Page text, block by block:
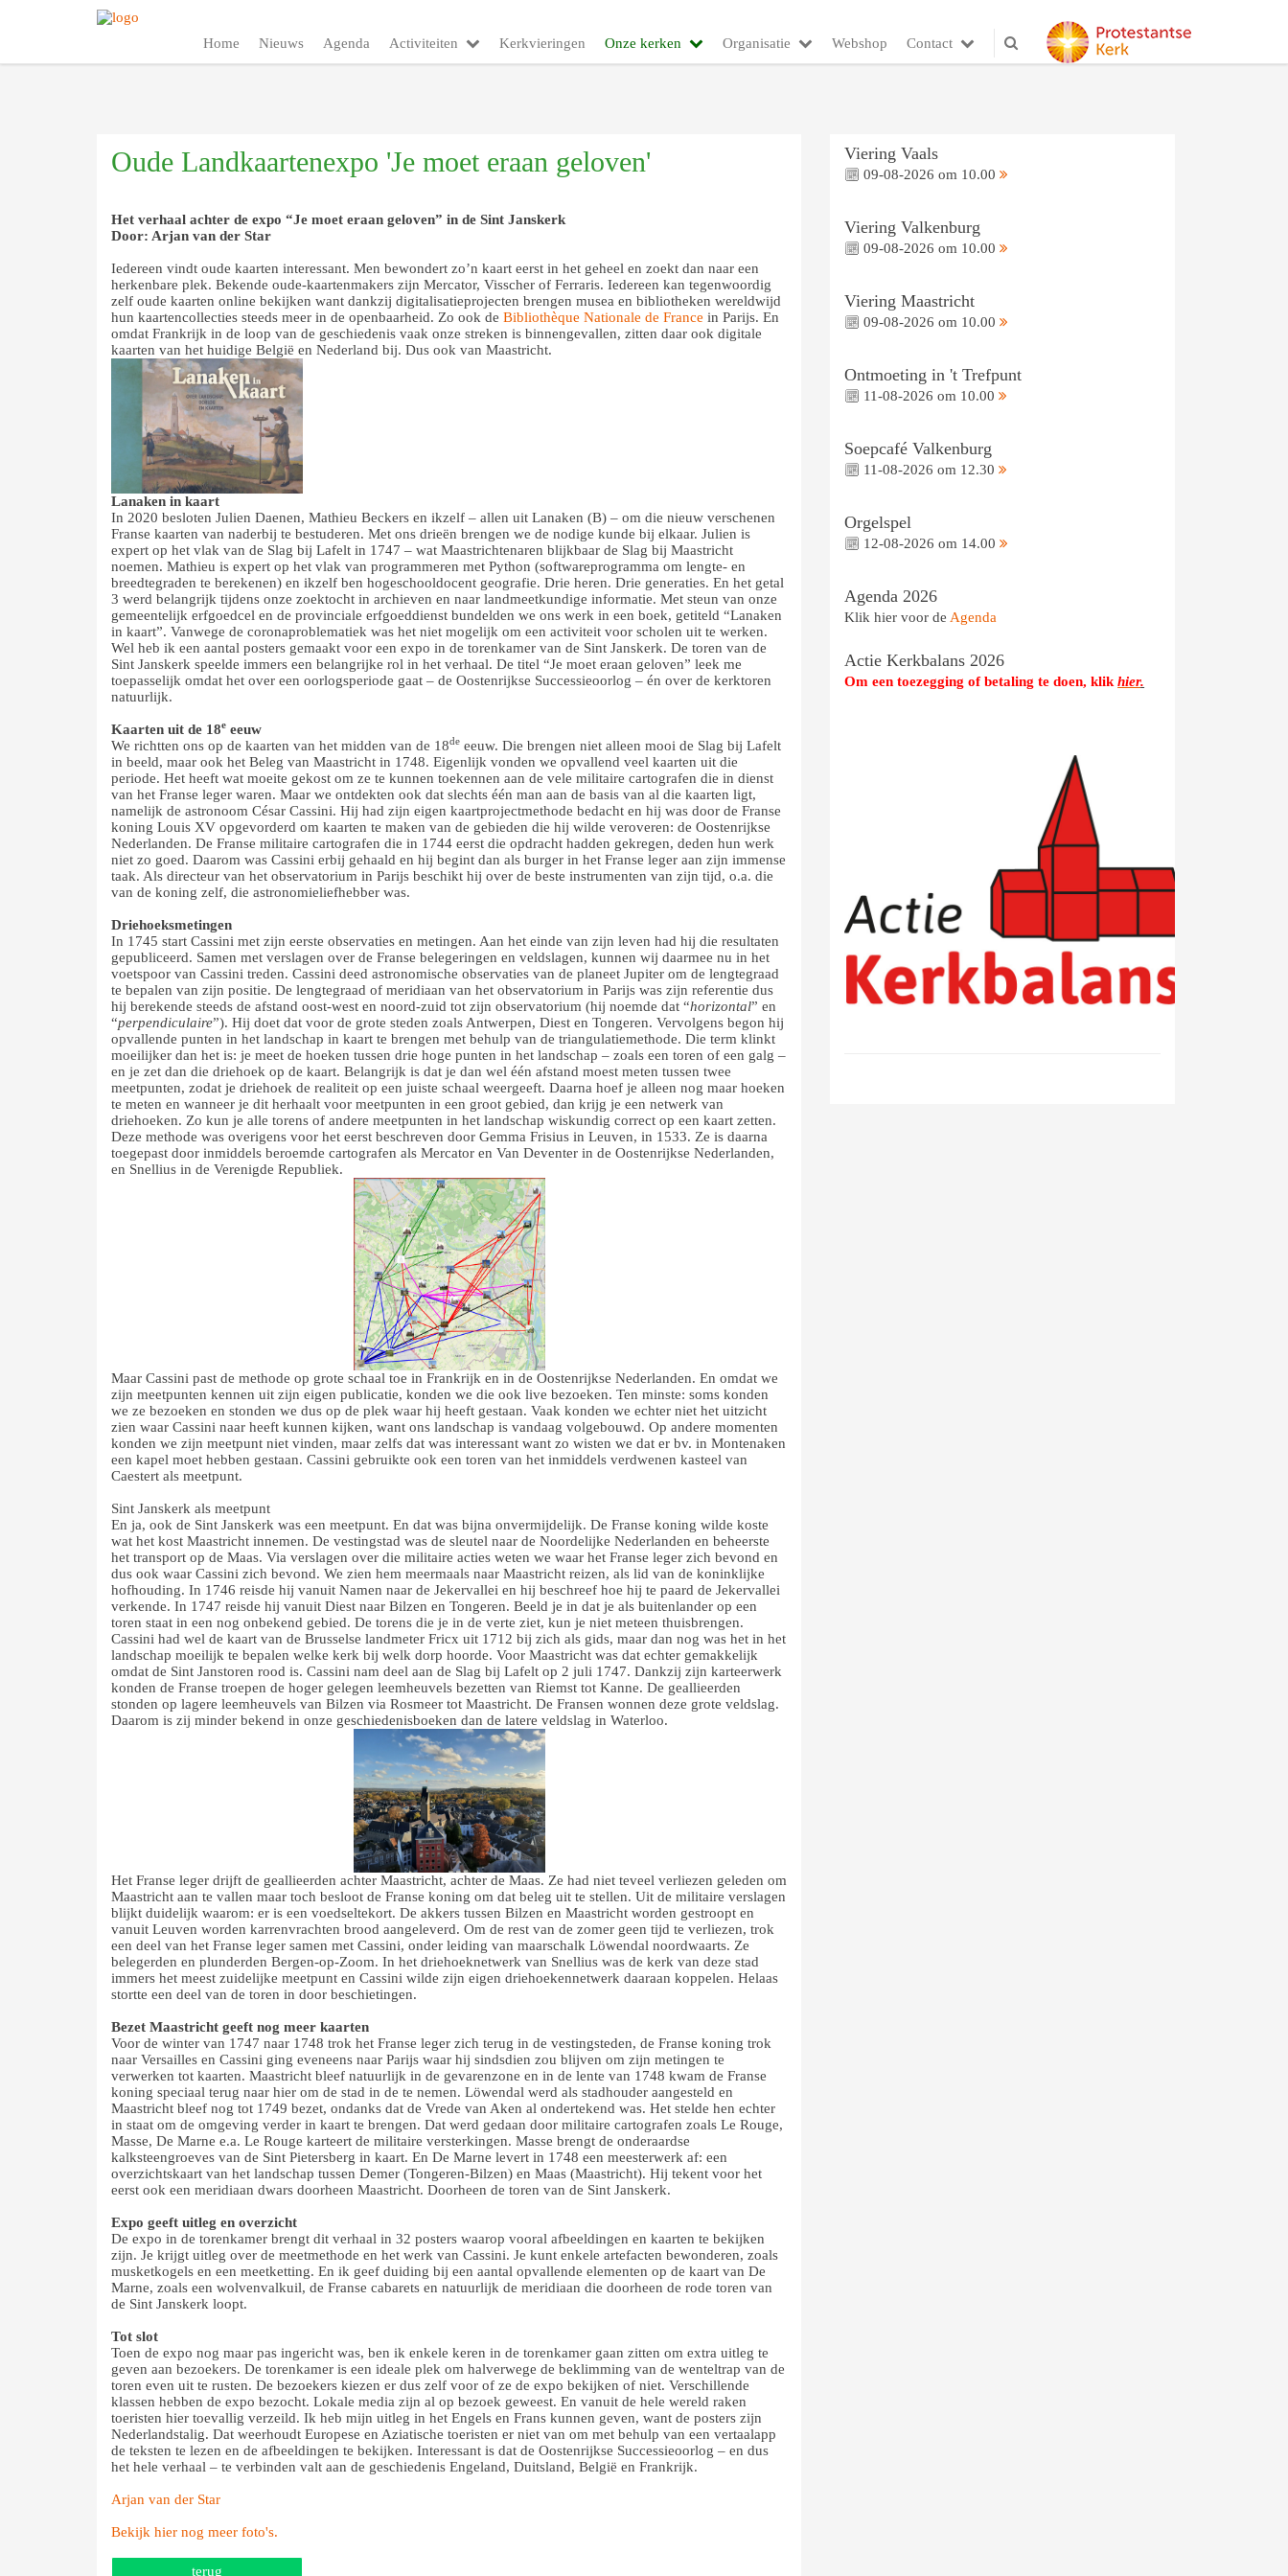
Home Nieuws Agenda Activiteiten Kerkvieringen Onze kerken Organisatie Webshop Contact
Oude Landkaartenexpo 'Je moet eraan geloven'
Het verhaal achter de expo “Je moet eraan geloven” in de Sint Janskerk
Door: Arjan van der Star
Iedereen vindt oude kaarten interessant. Men bewondert zo’n kaart eerst in het geheel en zoekt dan naar een
herkenbare plek. Bekende oude-kaartenmakers zijn Mercator, Visscher of Ferraris. Iedereen kan tegenwoordig
zelf oude kaarten online bekijken want dankzij digitalisatieprojecten brengen musea en bibliotheken wereldwijd
hun kaartencollecties steeds meer in de openbaarheid. Zo ook de Bibliothèque Nationale de France in Parijs. En
omdat Frankrijk in de loop van de geschiedenis vaak onze streken is binnengevallen, zitten daar ook digitale
kaarten van het huidige België en Nederland bij. Dus ook van Maastricht.
Lanaken in kaart
In 2020 besloten Julien Daenen, Mathieu Beckers en ikzelf – allen uit Lanaken (B) – om die nieuw verschenen
Franse kaarten van naderbij te bestuderen. Met ons drieën brengen we de nodige kunde bij elkaar. Julien is
expert op het vlak van de Slag bij Lafelt in 1747 – wat Maastrichtenaren blijkbaar de Slag bij Maastricht
noemen. Mathieu is expert op het vlak van programmeren met Python (softwareprogramma om lengte- en
breedtegraden te berekenen) en ikzelf ben hogeschooldocent geografie. Drie heren. Drie generaties. En het getal
3 werd belangrijk tijdens onze zoektocht in archieven en naar landmeetkundige informatie. Met steun van onze
gemeentelijk erfgoedcel en de provinciale erfgoeddienst bundelden we ons werk in een boek, getiteld “Lanaken
in kaart”. Vanwege de coronaproblematiek was het niet mogelijk om een activiteit voor scholen uit te werken.
Wel heb ik een aantal posters gemaakt voor een expo in de torenkamer van de Sint Janskerk. De toren van de
Sint Janskerk speelde immers een belangrijke rol in het verhaal. De titel “Je moet eraan geloven” leek me
toepasselijk omdat het over een oorlogsperiode gaat – de Oostenrijkse Successieoorlog – én over de kerktoren
natuurlijk.
Kaarten uit de 18e eeuw
We richtten ons op de kaarten van het midden van de 18de eeuw. Die brengen niet alleen mooi de Slag bij Lafelt
in beeld, maar ook het Beleg van Maastricht in 1748. Eigenlijk vonden we opvallend veel kaarten uit die
periode. Het heeft wat moeite gekost om ze te kunnen toekennen aan de vele militaire cartografen die in dienst
van het Franse leger waren. Maar we ontdekten ook dat slechts één man aan de basis van al die kaarten ligt,
namelijk de astronoom César Cassini. Hij had zijn eigen kaartprojectmethode bedacht en hij was door de Franse
koning Louis XV opgevorderd om kaarten te maken van de gebieden die hij wilde veroveren: de Oostenrijkse
Nederlanden. De Franse militaire cartografen die in 1744 eerst die opdracht hadden gekregen, deden hun werk
niet zo goed. Daarom was Cassini erbij gehaald en hij begint dan als burger in het Franse leger aan zijn immense
taak. Als directeur van het observatorium in Parijs beschikt hij over de beste instrumenten van zijn tijd, o.a. die
van de koning zelf, die astronomieliefhebber was.
Driehoeksmetingen
In 1745 start Cassini met zijn eerste observaties en metingen. Aan het einde van zijn leven had hij die resultaten
gepubliceerd. Samen met verslagen over de Franse belegeringen en veldslagen, kunnen wij daarmee nu in het
voetspoor van Cassini treden. Cassini deed astronomische observaties van de planeet Jupiter om de lengtegraad
te bepalen van zijn positie. De lengtegraad of meridiaan van het observatorium in Parijs was zijn referentie dus
hij berekende steeds de afstand oost-west en noord-zuid tot zijn observatorium (hij noemde dat “horizontal” en
“perpendiculaire”). Hij doet dat voor de grote steden zoals Antwerpen, Diest en Tongeren. Vervolgens begon hij
opvallende punten in het landschap in kaart te brengen met behulp van de triangulatiemethode. Die term klinkt
moeilijker dan het is: je meet de hoeken tussen drie hoge punten in het landschap – zoals een toren of een galg –
en je zet dan die driehoek op de kaart. Belangrijk is dat je dan wel één afstand moest meten tussen twee
meetpunten, zodat je driehoek de realiteit op een juiste schaal weergeeft. Daarna hoef je alleen nog maar hoeken
te meten en wanneer je dit herhaalt voor meetpunten in een groot gebied, dan krijg je een netwerk van
driehoeken. Zo kun je alle torens of andere meetpunten in het landschap wiskundig correct op een kaart zetten.
Deze methode was overigens voor het eerst beschreven door Gemma Frisius in Leuven, in 1533. Ze is daarna
toegepast door inmiddels beroemde cartografen als Mercator en Van Deventer in de Oostenrijkse Nederlanden,
en Snellius in de Verenigde Republiek.
Maar Cassini past de methode op grote schaal toe in Frankrijk en in de Oostenrijkse Nederlanden. En omdat we
zijn meetpunten kennen uit zijn eigen publicatie, konden we die ook live bezoeken. Ten minste: soms konden
we ze bezoeken en stonden we dus op de plek waar hij heeft gestaan. Vaak konden we echter niet het uitzicht
zien waar Cassini naar heeft kunnen kijken, want ons landschap is vandaag volgebouwd. Op andere momenten
konden we zijn meetpunt niet vinden, maar zelfs dat was interessant want zo wisten we dat er bv. in Montenaken
een kapel moet hebben gestaan. Cassini gebruikte ook een toren van het inmiddels verdwenen kasteel van
Caestert als meetpunt.
Sint Janskerk als meetpunt
En ja, ook de Sint Janskerk was een meetpunt. En dat was bijna onvermijdelijk. De Franse koning wilde koste
wat het kost Maastricht innemen. De vestingstad was de sleutel naar de Noordelijke Nederlanden en beheerste
het transport op de Maas. Via verslagen over die militaire acties weten we waar het Franse leger zich bevond en
dus ook waar Cassini zich bevond. We zien hem meermaals naar Maastricht reizen, als lid van de koninklijke
hofhouding. In 1746 reisde hij vanuit Namen naar de Jekervallei en hij beschreef hoe hij te paard de Jekervallei
verkende. In 1747 reisde hij vanuit Diest naar Bilzen en Tongeren. Beeld je in dat je als buitenlander op een
toren staat in een nog onbekend gebied. De torens die je in de verte ziet, kun je niet meteen thuisbrengen.
Cassini had wel de kaart van de Brusselse landmeter Fricx uit 1712 bij zich als gids, maar dan nog was het in het
landschap moeilijk te bepalen welke kerk bij welk dorp hoorde. Voor Maastricht was dat echter gemakkelijk
omdat de Sint Janstoren rood is. Cassini nam deel aan de Slag bij Lafelt op 2 juli 1747. Dankzij zijn karteerwerk
konden de Franse troepen de hoger gelegen leemheuvels bezetten van Riemst tot Kanne. De geallieerden
stonden op lagere leemheuvels van Bilzen via Rosmeer tot Maastricht. De Fransen wonnen deze grote veldslag.
Daarom is zij minder bekend in onze geschiedenisboeken dan de latere veldslag in Waterloo.
Het Franse leger drijft de geallieerden achter Maastricht, achter de Maas. Ze had niet teveel verliezen geleden om
Maastricht aan te vallen maar toch besloot de Franse koning om dat beleg uit te stellen. Uit de militaire verslagen
blijkt duidelijk waarom: er is een voedseltekort. De akkers tussen Bilzen en Maastricht worden gestroopt en
vanuit Leuven worden karrenvrachten brood aangeleverd. Om de rest van de zomer geen tijd te verliezen, trok
een deel van het Franse leger samen met Cassini, onder leiding van maarschalk Löwendal noordwaarts. Ze
belegerden en plunderden Bergen-op-Zoom. In het driehoeknetwerk van Snellius was de kerk van deze stad
immers het meest zuidelijke meetpunt en Cassini wilde zijn eigen driehoekennetwerk daaraan koppelen. Helaas
stortte een deel van de toren in door beschietingen.
Bezet Maastricht geeft nog meer kaarten
Voor de winter van 1747 naar 1748 trok het Franse leger zich terug in de vestingsteden, de Franse koning trok
naar Versailles en Cassini ging eveneens naar Parijs waar hij sindsdien zou blijven om zijn metingen te
verwerken tot kaarten. Maastricht bleef natuurlijk in de gevarenzone en in de lente van 1748 kwam de Franse
koning speciaal terug naar hier om de stad in de te nemen. Löwendal werd als stadhouder aangesteld en
Maastricht bleef nog tot 1749 bezet, ondanks dat de Vrede van Aken al ondertekend was. Het stelde hen echter
in staat om de omgeving verder in kaart te brengen. Dat werd gedaan door militaire cartografen zoals Le Rouge,
Masse, De Marne e.a. Le Rouge karteert de militaire versterkingen. Masse brengt de onderaardse
kalksteengroeves van de Sint Pietersberg in kaart. En De Marne levert in 1748 een meesterwerk af: een
overzichtskaart van het landschap tussen Demer (Tongeren-Bilzen) en Maas (Maastricht). Hij tekent voor het
eerst ook een meridiaan dwars doorheen Maastricht. Doorheen de toren van de Sint Janskerk.
Expo geeft uitleg en overzicht
De expo in de torenkamer brengt dit verhaal in 32 posters waarop vooral afbeeldingen en kaarten te bekijken
zijn. Je krijgt uitleg over de meetmethode en het werk van Cassini. Je kunt enkele artefacten bewonderen, zoals
musketkogels en een meetketting. En ik geef duiding bij een aantal opvallende elementen op de kaart van De
Marne, zoals een wolvenvalkuil, de Franse cabarets en natuurlijk de meridiaan die doorheen de rode toren van
de Sint Janskerk loopt.
Tot slot
Toen de expo nog maar pas ingericht was, ben ik enkele keren in de torenkamer gaan zitten om extra uitleg te
geven aan bezoekers. De torenkamer is een ideale plek om halverwege de beklimming van de wenteltrap van de
toren even uit te rusten. De bezoekers kiezen er dus zelf voor of ze de expo bekijken of niet. Verschillende
klassen hebben de expo bezocht. Lokale media zijn al op bezoek geweest. En vanuit de hele wereld raken
toeristen hier toevallig verzeild. Ik heb mijn uitleg in het Engels en Frans kunnen geven, want de posters zijn
Nederlandstalig. Dat weerhoudt Europese en Aziatische toeristen er niet van om met behulp van een vertaalapp
de teksten te lezen en de afbeeldingen te bekijken. Interessant is dat de Oostenrijkse Successieoorlog – en dus
het hele verhaal – te verbinden valt aan de geschiedenis Engeland, Duitsland, België en Frankrijk.
Arjan van der Star
Bekijk hier nog meer foto's.
terug
Viering Vaals
09-08-2026 om 10.00
Viering Valkenburg
09-08-2026 om 10.00
Viering Maastricht
09-08-2026 om 10.00
Ontmoeting in 't Trefpunt
11-08-2026 om 10.00
Soepcafé Valkenburg
11-08-2026 om 12.30
Orgelspel
12-08-2026 om 14.00
Agenda 2026
Klik hier voor de Agenda
Actie Kerkbalans 2026
Om een toezegging of betaling te doen, klikhier.